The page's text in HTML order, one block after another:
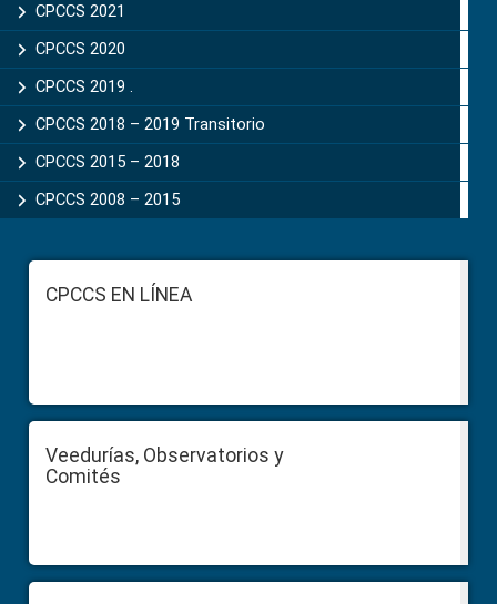
CPCCS 2021
CPCCS 2020
CPCCS 2019 .
CPCCS 2018 – 2019 Transitorio
CPCCS 2015 – 2018
CPCCS 2008 – 2015
FooterCPCCS EN LÍNEA
Veedurías, Observatorios y
Comités